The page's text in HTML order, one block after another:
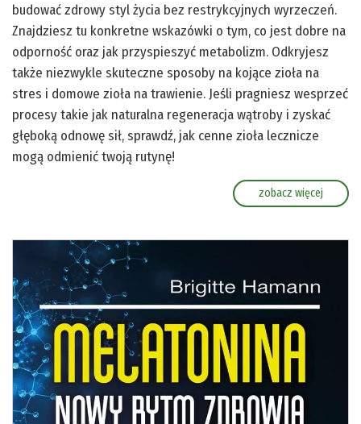
budować zdrowy styl życia bez restrykcyjnych wyrzeczeń.
Znajdziesz tu konkretne wskazówki o tym, co jest dobre na
odporność oraz jak przyspieszyć metabolizm. Odkryjesz
także niezwykle skuteczne sposoby na kojące zioła na
stres i domowe zioła na trawienie. Jeśli pragniesz wesprzeć
procesy takie jak naturalna regeneracja wątroby i zyskać
głęboką odnowę sił, sprawdź, jak cenne zioła lecznicze
mogą odmienić twoją rutynę!
zobacz więcej